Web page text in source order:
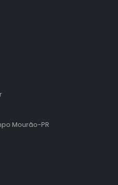
Mourão-PR